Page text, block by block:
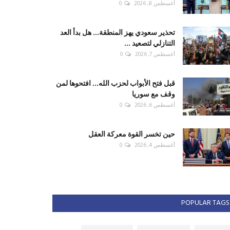
أغسطس 8, 2026 0
تحذير سعودي يهز المنطقة... هل بدأ العد
التنازلي لتصعيد ...
أغسطس 7, 2026 0
قبل فتح الأبواب لحزب الله... افتحوها لمن
وقف مع سوريا
أغسطس 6, 2026 0
حين تخسر القوة معركة العقل
أغسطس 4, 2026 0
POPULAR TAGS